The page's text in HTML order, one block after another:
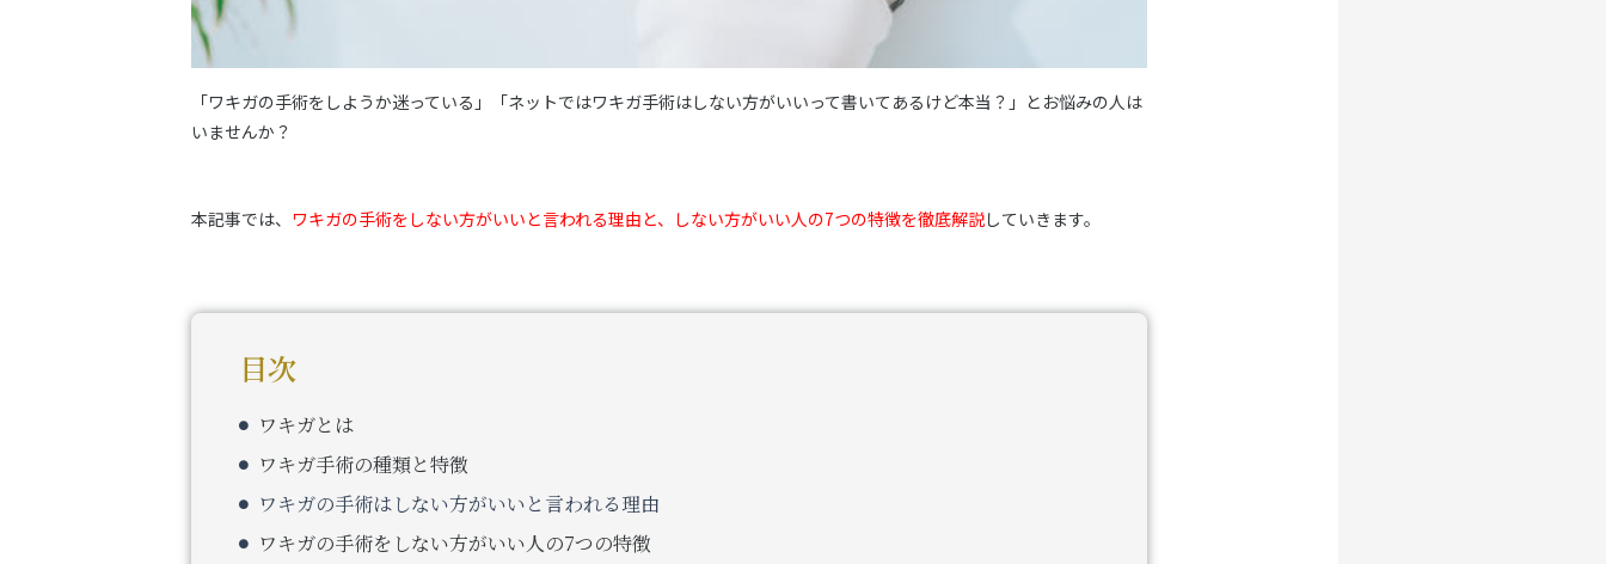
「ワキガの手術をしようか迷っている」「ネットではワキガ手術はしない方がいいって書いてあるけど本当？」とお悩みの人は
いませんか？
本記事では、 ワキガの手術をしない方がいいと言われる理由と、しない方がいい人の7つの特徴を徹底解説していきます。
目次
ワキガとは
ワキガ手術の種類と特徴
ワキガの手術はしない方がいいと言われる理由
ワキガの手術をしない方がいい人の7つの特徴